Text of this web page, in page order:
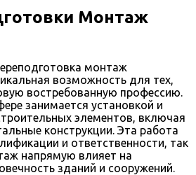
Монтаж
монтаж
возможность для тех,
востребованную профессию.
занимается установкой и
элементов, включая
конструкции. Эта работа
и ответственности, так
напрямую влияет на
зданий и сооружений.